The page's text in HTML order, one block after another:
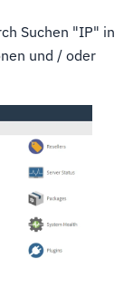
Suchen "IP" in
und / oder